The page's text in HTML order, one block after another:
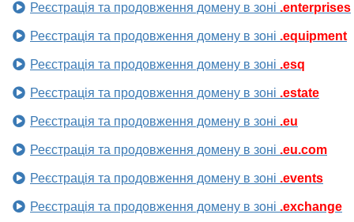
Реєстрація та продовження домену в зоні .enterprises
Реєстрація та продовження домену в зоні .equipment
Реєстрація та продовження домену в зоні .esq
Реєстрація та продовження домену в зоні .estate
Реєстрація та продовження домену в зоні .eu
Реєстрація та продовження домену в зоні .eu.com
Реєстрація та продовження домену в зоні .events
Реєстрація та продовження домену в зоні .exchange